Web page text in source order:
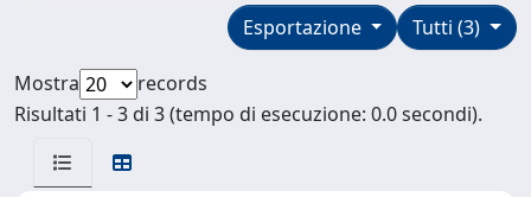
Tutti (3)
Esportazione
Mostra
records
Risultati 1 - 3 di 3 (tempo di esecuzione: 0.0 secondi).